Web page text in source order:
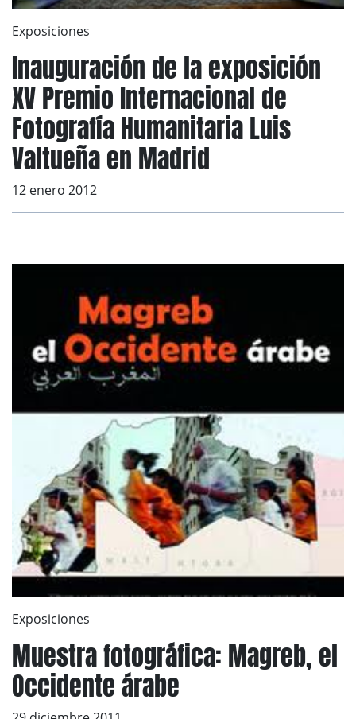
Exposiciones
Inauguración de la exposición
XV Premio Internacional de
Fotografía Humanitaria Luis
Valtueña en Madrid
12 enero 2012
Exposiciones
Muestra fotográfica: Magreb, el
Occidente árabe